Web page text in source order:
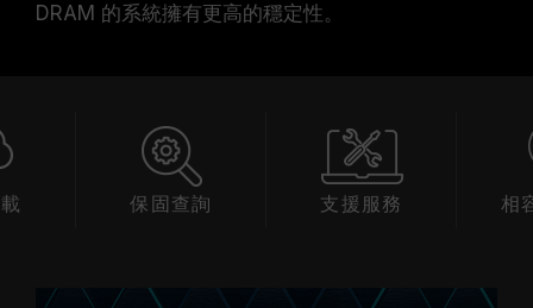
DRAM 的系統擁有更高的穩定性。
保固查詢 支援服務 相